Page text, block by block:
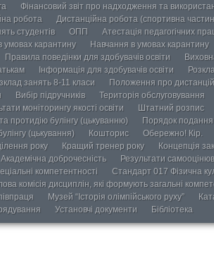
Фінансовий звіт про надходження та
робота Дистанційна робота (спортивна
студентів ОПП Атестація педагогічних
умовах карантину Навчання в умовах карантину
Правила поведінки для здобувачів освіти
Інформація для здобувачів освіти
занять 8-11 класи Положення про
Вибір підручників Територія обслуговування
моніторингу якості освіти Штатний розпис
протидію булінгу (цькуванню)
Порядок подання
(цькування)
Кошторис Обережно! Кір.
року Кращий тренер року Концепція
Академічна доброчесність Результати
компетентності
Стандарт 017 Фізична
комісія дисциплін, які формують загальні
Музей “Історія олімпійського руху”
Установчі документи Бібліотека